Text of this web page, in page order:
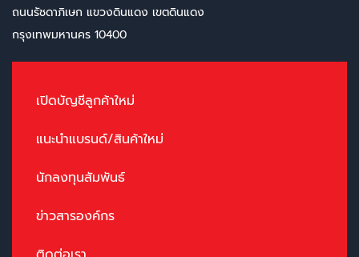
ถนนรัชดาภิเษก แขวงดินแดง เขตดินแดง
กรุงเทพมหานคร 10400
เปิดบัญชีลูกค้าใหม่
แนะนำแบรนด์/สินค้าใหม่
นักลงทุนสัมพันธ์
ข่าวสารองค์กร